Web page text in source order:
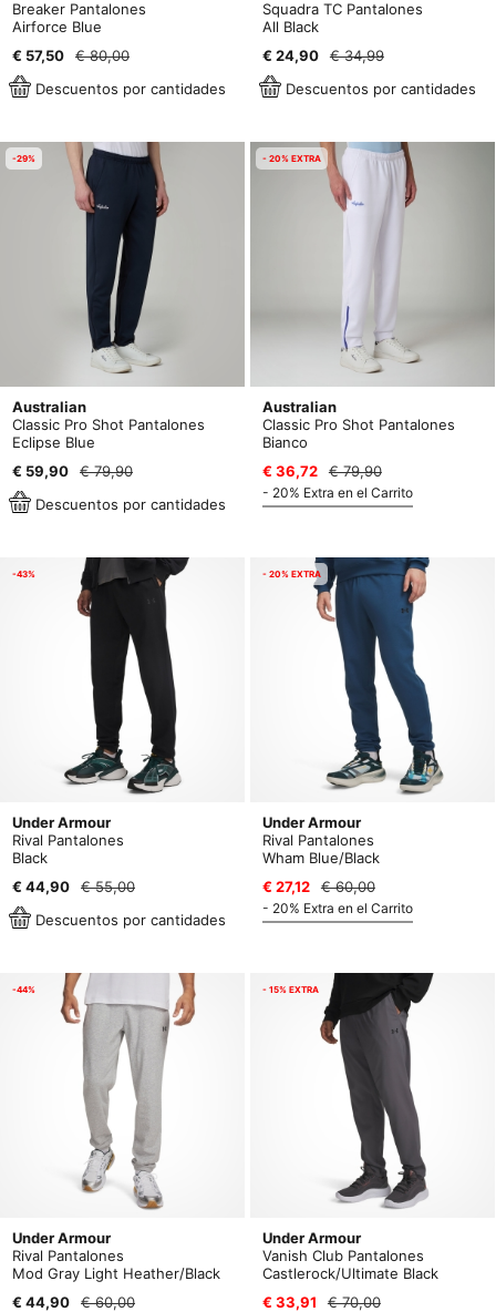
Breaker Pantalones
Airforce Blue
€ 57,50
€ 80,00
Descuentos por cantidades
Squadra TC Pantalones
All Black
€ 24,90
€ 34,99
Descuentos por cantidades
-29%
Australian
Classic Pro Shot Pantalones
Eclipse Blue
€ 59,90
€ 79,90
Descuentos por cantidades
- 20% EXTRA
Australian
Classic Pro Shot Pantalones
Bianco
€ 36,72
€ 79,90
- 20% Extra en el Carrito
-43%
Under Armour
Rival Pantalones
Black
€ 44,90
€ 55,00
Descuentos por cantidades
- 20% EXTRA
Under Armour
Rival Pantalones
Wham Blue/Black
€ 27,12
€ 60,00
- 20% Extra en el Carrito
-44%
Under Armour
Rival Pantalones
Mod Gray Light Heather/Black
€ 44,90
€ 60,00
- 15% EXTRA
Under Armour
Vanish Club Pantalones
Castlerock/Ultimate Black
€ 33,91
€ 70,00